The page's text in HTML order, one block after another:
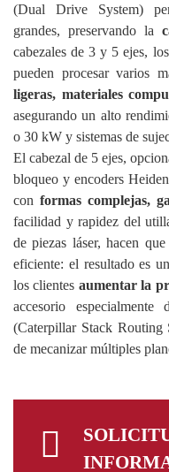
(Dual Drive System)
grandes, preservando la
cabezales de 3 y 5 ejes,
pueden procesar varios
ligeras, materiales
asegurando un alto
o 30 kW y sistemas de
El cabezal de 5 ejes,
bloqueo y encoders
con formas complejas,
facilidad y rapidez del
de piezas láser, hacen que
eficiente: el resultado es
los clientes aumentar la
accesorio
(Caterpillar Stack Routing
de mecanizar múltiples